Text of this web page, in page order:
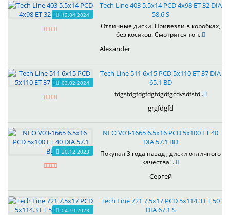
12.04.2024
Tech Line 403 5.5x14 PCD 4x98 ET 32 DIA
58.6 S
Отличные диски! Привезли в коробках,
без косяков. Смотрятся топ..
Alexander
03.02.2024
Tech Line 511 6x15 PCD 5x110 ET 37 DIA
65.1 BD
fdgsfdgfdgfdgfdgdfgcdvsdfsfd..
grgfdgfd
20.12.2023
NEO V03-1665 6.5x16 PCD 5x100 ET 40
DIA 57.1 BD
Покупал 3 года назад , диски отличного
качества! ..
Сергей
04.10.2023
Tech Line 721 7.5x17 PCD 5x114.3 ET 50
DIA 67.1 S